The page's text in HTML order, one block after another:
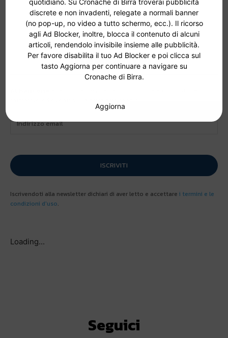
29 Luglio 2026
Newsletter
ISCRIVITI
Iscrivendoti alla newsletter dichiari di aver letto e accettare i termini e le
condizioni d'uso.
Loading...
Seguici
discrete e non invadenti, relegate a normali banner
(no pop-up, no video a tutto schermo, ecc.). Il ricorso
agli Ad Blocker, inoltre, blocca il contenuto di alcuni
articoli, rendendolo invisibile insieme alle pubblicità.
Per favore disabilita il tuo Ad Blocker e poi clicca sul
tasto Aggiorna per continuare a navigare su
Cronache di Birra.
Aggiorna